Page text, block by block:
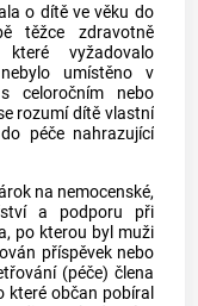
o dítě ve věku do
těžce zdravotně
vyžadovalo
umístěno v
celoročním nebo
rozumí dítě vlastní
péče nahrazující
na nemocenské,
a podporu při
po kterou byl muži
příspěvek nebo
(péče) člena
které občan pobíral